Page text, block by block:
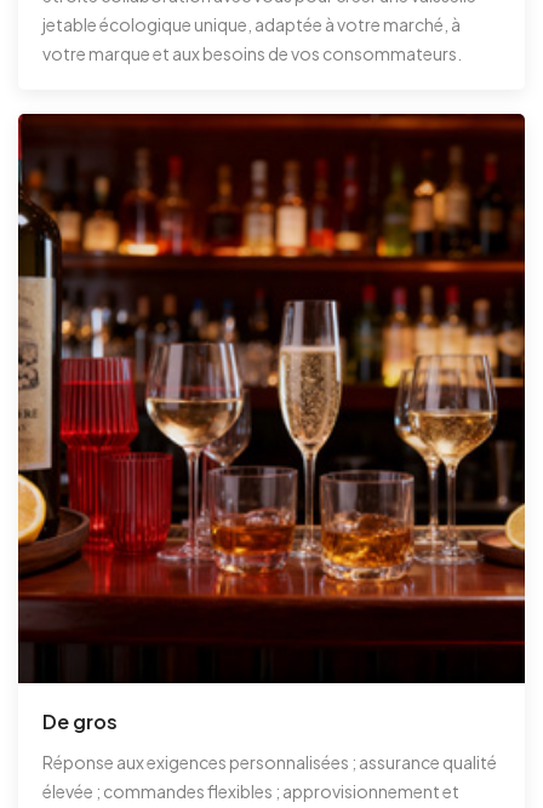
jetable écologique unique, adaptée à votre marché, à
votre marque et aux besoins de vos consommateurs.
De gros
Réponse aux exigences personnalisées ; assurance qualité
élevée ; commandes flexibles ; approvisionnement et